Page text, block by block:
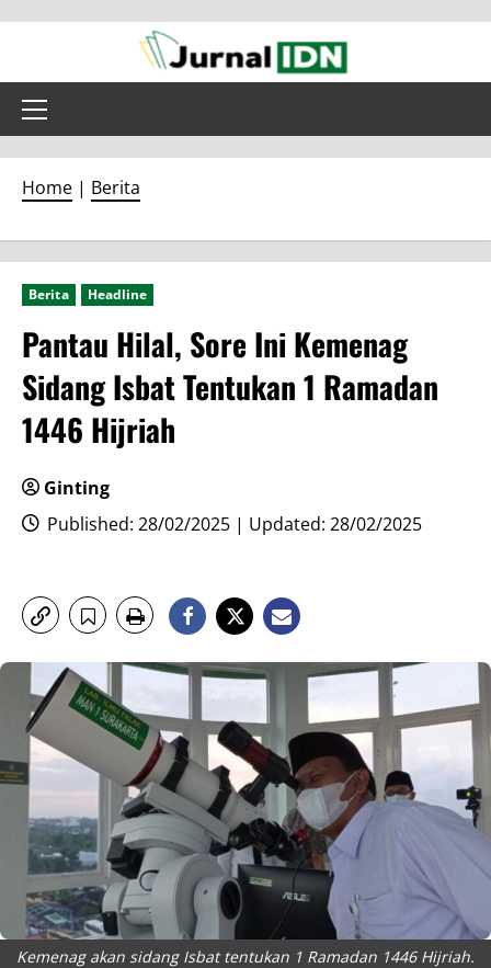
content
Primary
Home | Berita
Berita Headline
Pantau Hilal, Sore Ini Kemenag
Sidang Isbat Tentukan 1 Ramadan
1446 Hijriah
Ginting
Published: 28/02/2025 | Updated: 28/02/2025
Kemenag akan sidang Isbat tentukan 1 Ramadan 1446 Hijriah.